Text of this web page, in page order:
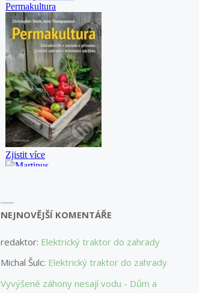
NEJNOVĚJŠÍ KOMENTÁŘE
redaktor: Elektrický traktor do zahrady
Michal Šulc: Elektrický traktor do zahrady
Vyvýšené záhony nesají vodu - Dům a